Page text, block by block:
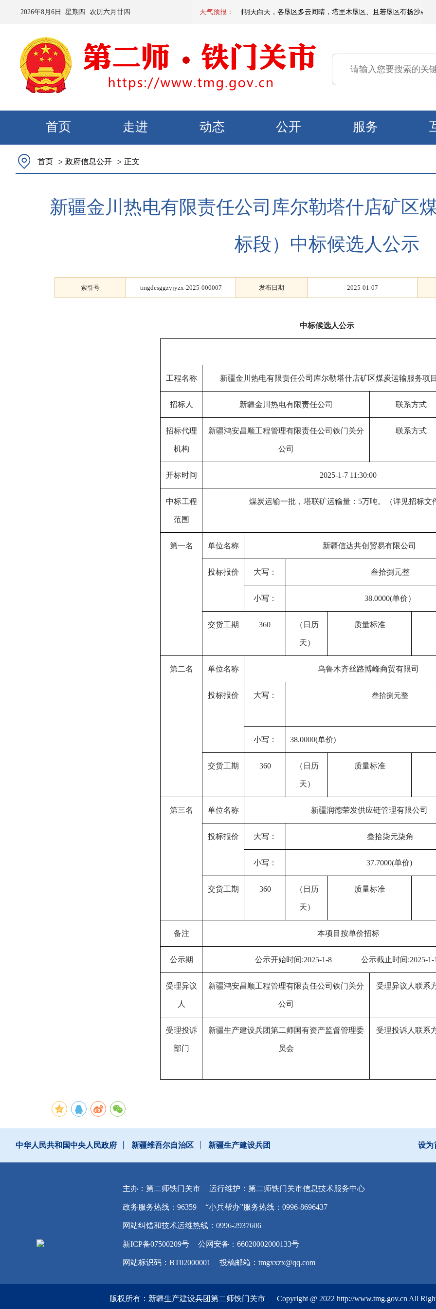
2026年8月 6 日 星期 四 农历六月廿四 天气预报：
预计：今天夜间到明天白天，各垦区多云间晴，塔里木垦区、且若垦区有扬沙或
首页 走进 动态 公开 服务
首页 > 政府信息公开 > 正文
新疆金川热电有限责任公司库尔勒塔什店矿区
标段）中标候选人公示
索引号 tmgdesggzyjyzx-2025-000007 发布日期 2025-01-07
中标候选人公示
工程名称 新疆金川热电有限责任公司库尔勒塔什店矿区煤炭运输服务项
招标人 新疆金川热电有限责任公司 联系方式
招标代理
机构
新疆鸿安昌顺工程管理有限责任公司铁门关分
公司
联系方式
开标时间 2025-1-7 11 :30:00
中标工程
范围
煤炭运输一批，塔联矿运输量： 5万吨。 （详见招标文
第一名 单位名称 新疆信达共创贸易有限公司
投标报价 大写： 叁拾捌元整
小写： 38.0000(单价）
交货工期 360 （日历
天）
质量标准
第二名 单位名称 乌鲁木齐丝路博峰商贸有限司
投标报价 大写： 叁拾捌元整
小写： 38.0000(单价)
交货工期 360 （日历
天）
质量标准
第三名 单位名称 新疆润德荣发供应链管理有限公司
投标报价 大写： 叁拾柒元柒角
小写： 37.7000(单价)
交货工期 360 （日历
天）
质量标准
备注 本项目按单价招标
公示期 公示开始时间:2025-1-8 公示截止时间:2025-1-
受理异议
人
新疆鸿安昌顺工程管理有限责任公司铁门关分
公司
受理异议人联系
受理投诉
部门
新疆生产建设兵团第二师国有资产监督管理委
员会
受理投诉人联系
中华人民共和国中央人民政府 新疆维吾尔自治区 新疆生产建设兵团 设为
主办：第二师铁门关市 运行维护：第二师铁门关市信息技术服务中心
政务服务热线：96359 “小兵帮办”服务热线：0996-8696437
网站纠错和技术运维热线：0996-2937606
新ICP备07500209号 公网安备：66020002000133号
网站标识码：BT02000001 投稿邮箱：tmgxxzx@qq.com
版权所有：新疆生产建设兵团第二师铁门关市 Copyright @ 2022 http://www.tmg.gov.cn All